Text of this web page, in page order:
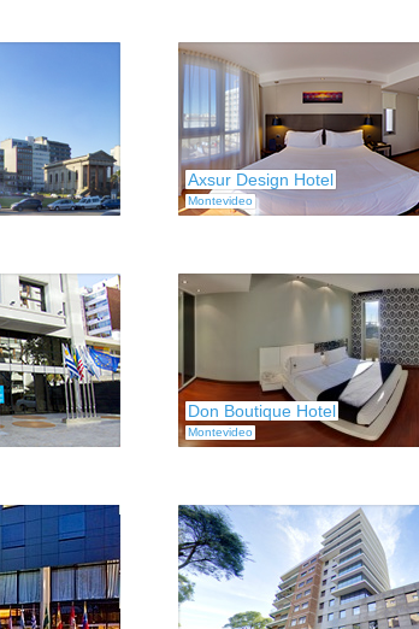
Axsur Design Hotel
Montevideo
Don Boutique Hotel
Montevideo